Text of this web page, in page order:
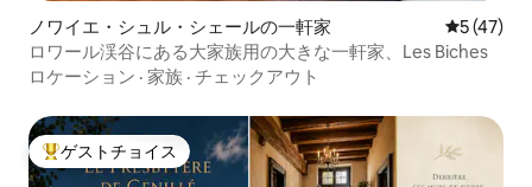
ノワイエ・シュル・シェールの一軒家 レビュー
5 (47)
ロワール渓谷にある大家族用の大きな一軒家、Les Biches
ロケーション · 家族 · チェックアウト
大好評のゲストチョイスです。
ゲストチョイス